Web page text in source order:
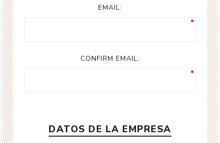
EMAIL:
CONFIRM EMAIL:
DATOS DE LA EMPRESA